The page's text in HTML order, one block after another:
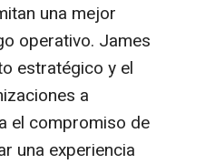
una mejor
operativo. James
estratégico y el
a
el compromiso de
una experiencia